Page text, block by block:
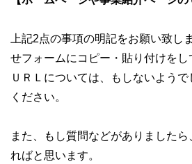
上記2点の事項の明記をお願い致し
せフォームにコピー・貼り付けをし
ＵＲＬについては、もしないよう
ください。
また、もし質問などがありました
ればと思います。